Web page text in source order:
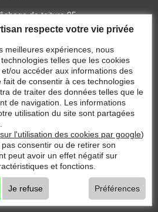
de toiture 95
95
95
95
95
de velux 95
95
respecte votre vie privée
meilleures expériences, nous
telles que les cookies
ou accéder aux informations des
fait de consentir à ces technologies
de traiter des données telles que le
de navigation. Les informations
utilisation du site sont partagées
l'utilisation des cookies par google)
consentir ou de retirer son
peut avoir un effet négatif sur
et fonctions.
Je refuse Préférences